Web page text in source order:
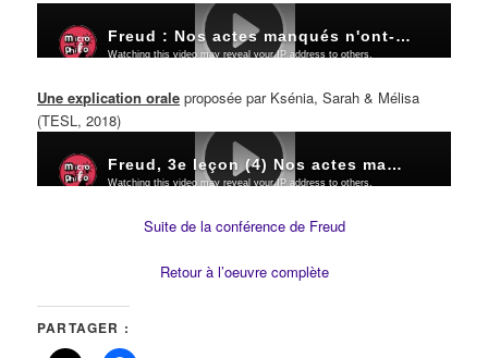
Une explication orale proposée par Ksénia, Sarah & Mélisa
(TESL, 2018)
Suite de la conférence de Freud
Retour à l’oeuvre complète
PARTAGER :